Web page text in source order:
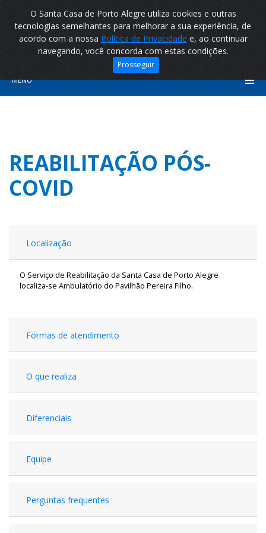
O Santa Casa de Porto Alegre utiliza cookies e outras
tecnologias semelhantes para melhorar a sua experiência, de
acordo com a nossa Política de Privacidade e, ao continuar
navegando, você concorda com estas condições.
Prosseguir
MENU
REABILITAÇÃO PÓS-
COVID
Localização
O Serviço de Reabilitação da Santa Casa de Porto Alegre
localiza-se Ambulatório do Pavilhão Pereira Filho.
Formas de atendimento
O que realiza
Diferenciais
Equipe
Perguntas frequentes